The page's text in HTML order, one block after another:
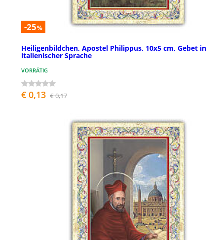
-25%
Heiligenbildchen, Apostel Philippus, 10x5 cm, Gebet in
italienischer Sprache
VORRÄTIG
€ 0,13 € 0,17